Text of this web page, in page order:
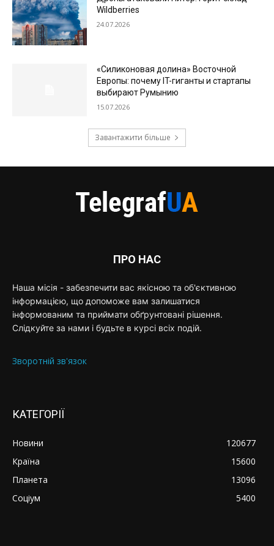
Wildberries
24.07.2026
«Силиконовая долина» Восточной
Европы: почему IT-гиганты и стартапы
выбирают Румынию
15.07.2026
Завантажити більше
ПРО НАС
Наша місія - забезпечити вас якісною та об'єктивною
інформацією, що допоможе вам залишатися
інформованим та приймати обґрунтовані рішення.
Слідкуйте за нами і будьте в курсі всіх подій.
Зворотній зв'язок
КАТЕГОРІЇ
Новини
120677
Країна
15600
Планета
13096
Соціум
5400